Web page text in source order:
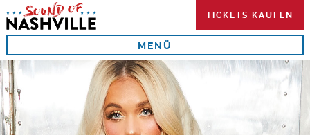
to
content
MENÜ
TICKETS KAUFEN